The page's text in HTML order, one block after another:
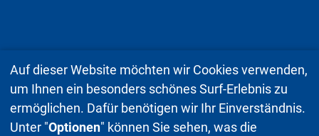
Auf dieser Website möchten wir Cookies verwenden,
um Ihnen ein besonders schönes Surf-Erlebnis zu
ermöglichen. Dafür benötigen wir Ihr Einverständnis.
Unter "Optionen" können Sie sehen, was die